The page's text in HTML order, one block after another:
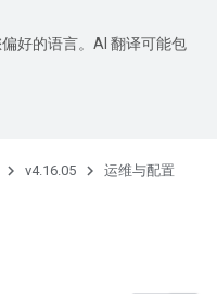
好的语言。AI 翻译可能包
v4.16.05 运维与配置